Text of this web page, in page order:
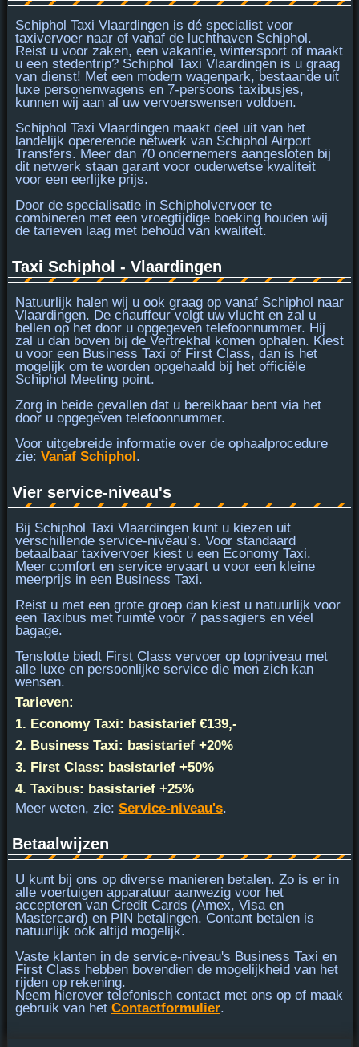
Schiphol Taxi Vlaardingen is dé specialistvoor
taxivervoer naar of vanaf de luchthaven Schiphol.
Reist u voor zaken, een vakantie, wintersport of maakt
u een stedentrip? Schiphol Taxi Vlaardingen is u graag
van dienst! Met een modern wagenpark, bestaande uit
luxe personenwagens en 7-persoons taxibusjes,
kunnen wij aan al uw vervoerswensen voldoen.
Schiphol Taxi Vlaardingen maakt deel uit van het
landelijk opererende netwerk van Schiphol Airport
Transfers. Meer dan 70 ondernemers aangesloten bij
dit netwerk staan garant voor ouderwetse kwaliteit
voor een eerlijke prijs.
Door de specialisatie in Schipholvervoer te
combineren met een vroegtijdige boeking houden wij
de tarieven laag met behoud van kwaliteit.
Taxi Schiphol - Vlaardingen
Natuurlijk halen wij u ook graag op vanaf Schiphol naar
Vlaardingen. De chauffeur volgt uw vlucht en zal u
bellen op het door u opgegeven telefoonnummer. Hij
zal u dan boven bij de Vertrekhal komen ophalen. Kiest
u voor een Business Taxi of First Class, dan is het
mogelijk om te worden opgehaald bij het officiële
Schiphol Meeting point.
Zorg in beide gevallen dat u bereikbaar bentvia het
door u opgegeven telefoonnummer.
Voor uitgebreide informatie over de ophaalprocedure
zie: Vanaf Schiphol.
Vier service-niveau's
Bij Schiphol Taxi Vlaardingen kunt u kiezen uit
verschillende service-niveau’s. Voor standaard
betaalbaar taxivervoer kiest u een Economy Taxi.
Meer comfort en service ervaart u voor een kleine
meerprijs in een Business Taxi.
Reist u met een grote groep dan kiest u natuurlijk voor
een Taxibus met ruimte voor 7 passagiers en veel
bagage.
Tenslotte biedt First Class vervoer op topniveau met
alle luxe en persoonlijke service die men zich kan
wensen.
Tarieven:
1. Economy Taxi: basistarief €139,-
2. Business Taxi: basistarief +20%
3. First Class: basistarief +50%
4. Taxibus: basistarief +25%
Meer weten, zie: Service-niveau's.
Betaalwijzen
U kunt bij ons op diverse manieren betalen. Zo is er in
alle voertuigen apparatuur aanwezig voor het
accepteren van Credit Cards (Amex, Visa en
Mastercard) en PIN betalingen. Contant betalen is
natuurlijk ook altijd mogelijk.
Vaste klanten in de service-niveau's Business Taxi en
First Class hebben bovendien de mogelijkheid van het
rijden op rekening.
Neem hierover telefonisch contact met ons op of maak
gebruik van het Contactformulier.